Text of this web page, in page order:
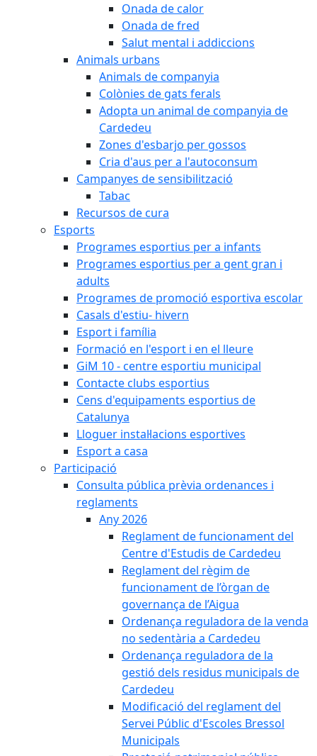
Onada de calor
Onada de fred
Salut mental i addiccions
Animals urbans
Animals de companyia
Colònies de gats ferals
Adopta un animal de companyia de
Cardedeu
Zones d'esbarjo per gossos
Cria d'aus per a l'autoconsum
Campanyes de sensibilització
Tabac
Recursos de cura
Esports
Programes esportius per a infants
Programes esportius per a gent gran i
adults
Programes de promoció esportiva escolar
Casals d'estiu- hivern
Esport i família
Formació en l'esport i en el lleure
GiM 10 - centre esportiu municipal
Contacte clubs esportius
Cens d'equipaments esportius de
Catalunya
Lloguer instal·lacions esportives
Esport a casa
Participació
Consulta pública prèvia ordenances i
reglaments
Any 2026
Reglament de funcionament del
Centre d'Estudis de Cardedeu
Reglament del règim de
funcionament de l’òrgan de
governança de l’Aigua
Ordenança reguladora de la venda
no sedentària a Cardedeu
Ordenança reguladora de la
gestió dels residus municipals de
Cardedeu
Modificació del reglament del
Servei Públic d'Escoles Bressol
Municipals